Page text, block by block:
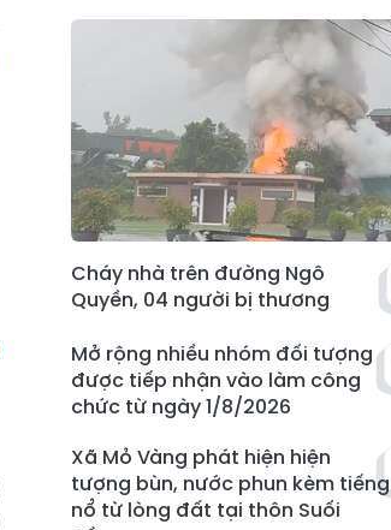
Cháy nhà trên đường Ngô
Quyền, 04 người bị thương
Mở rộng nhiều nhóm đối tượng
được tiếp nhận vào làm công
chức từ ngày 1/8/2026
Xã Mỏ Vàng phát hiện hiện
tượng bùn, nước phun kèm tiếng
nổ từ lòng đất tại thôn Suối